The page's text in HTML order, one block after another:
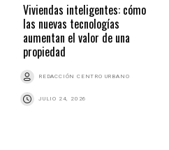
Viviendas inteligentes: cómo
las nuevas tecnologías
aumentan el valor de una
propiedad
REDACCIÓN CENTRO URBANO
JULIO 24, 2026